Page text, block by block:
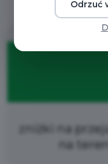
zniżki na
na
Odrzuć